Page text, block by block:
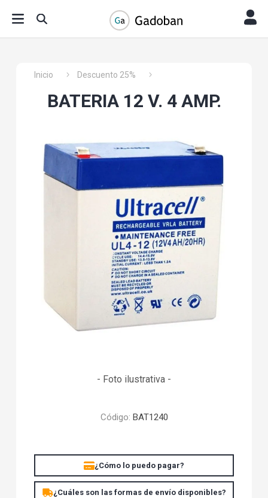
Inicio Descuento 25%
BATERIA 12 V. 4 AMP.
- Foto ilustrativa -
Código: BAT1240
¿Cómo lo puedo pagar?
¿Cuáles son las formas de envío disponibles?